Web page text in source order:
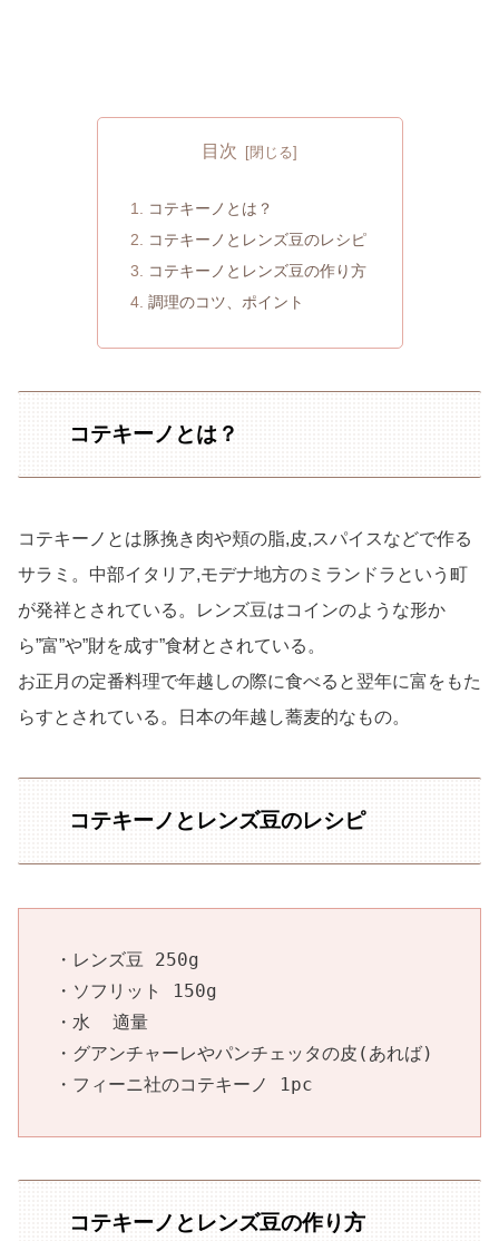
目次
コテキーノとは？
コテキーノとレンズ豆のレシピ
コテキーノとレンズ豆の作り方
調理のコツ、ポイント
コテキーノとは？
コテキーノとは豚挽き肉や頬の脂,皮,スパイスなどで作る
サラミ。中部イタリア,モデナ地方のミランドラという町
が発祥とされている。レンズ豆はコインのような形か
ら”富”や”財を成す”食材とされている。
お正月の定番料理で年越しの際に食べると翌年に富をもた
らすとされている。日本の年越し蕎麦的なもの。
コテキーノとレンズ豆のレシピ
・レンズ豆 250g
・ソフリット 150g
・水  適量
・グアンチャーレやパンチェッタの皮(あれば)
・フィーニ社のコテキーノ 1pc
コテキーノとレンズ豆の作り方